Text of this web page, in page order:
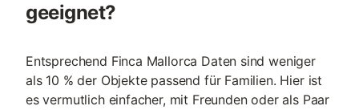
geeignet?
Entsprechend Finca Mallorca Daten sind weniger
als 10 % der Objekte passend für Familien. Hier ist
es vermutlich einfacher, mit Freunden oder als Paar